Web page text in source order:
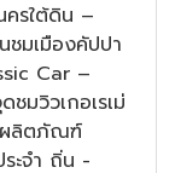
ครใต้ดิน –
มเมืองคัปปา
Car –
มวิวเกอเรเม่
ผลิตภัณฑ์
ะจำ ถิ่น -